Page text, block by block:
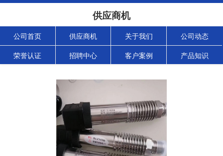
供应商机
公司首页 供应商机 关于我们 公司动态
荣誉认证 招聘中心 客户案例 产品知识